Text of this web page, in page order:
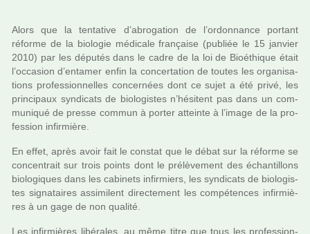
Alors que la ten­ta­tive d’abro­ga­tion de l’ordon­nance por­tant
réforme de la bio­lo­gie médi­cale fran­çaise (publiée le 15 jan­vier
2010) par les dépu­tés dans le cadre de la loi de Bioéthique était
l’occa­sion d’enta­mer enfin la concer­ta­tion de toutes les orga­ni­sa­
tions pro­fes­sion­nel­les concer­nées dont ce sujet a été privé, les
prin­ci­paux syn­di­cats de bio­lo­gis­tes n’hési­tent pas dans un com­
mu­ni­qué de presse commun à porter atteinte à l’image de la pro­
fes­sion infir­mière.
En effet, après avoir fait le cons­tat que le débat sur la réforme se
concen­trait sur trois points dont le pré­lè­ve­ment des échantillons
bio­lo­gi­ques dans les cabi­nets infir­miers, les syn­di­cats de bio­lo­gis­
tes signa­tai­res assi­mi­lent direc­te­ment les com­pé­ten­ces infir­miè­
res à un gage de non qua­lité.
Les infir­miè­res libé­ra­les, au même titre que tous les pro­fes­sion­